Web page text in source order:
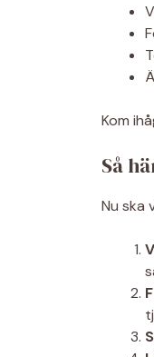
Kom
Så
Nu ska